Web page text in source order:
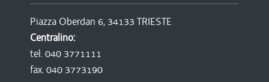
Piazza Oberdan 6, 34133 TRIESTE
Centralino:
tel. 040 3771111
fax. 040 3773190